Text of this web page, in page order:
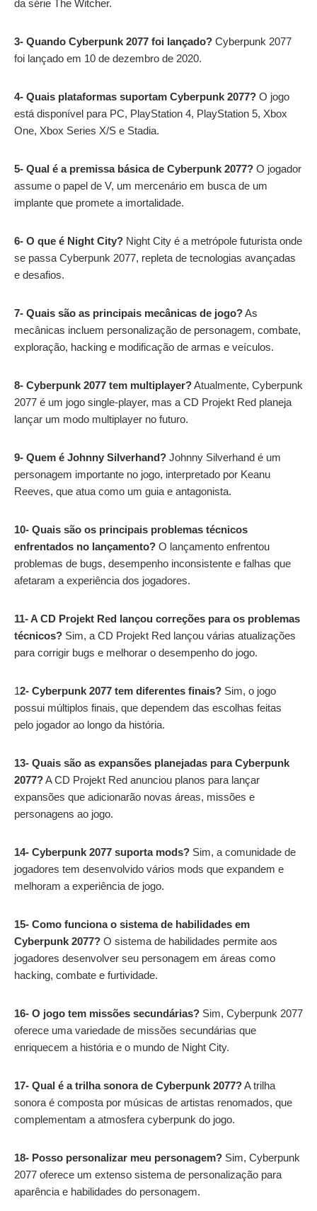
da série The Witcher.
3- Quando Cyberpunk 2077 foi lançado? Cyberpunk 2077
foi lançado em 10 de dezembro de 2020.
4- Quais plataformas suportam Cyberpunk 2077? O jogo
está disponível para PC, PlayStation 4, PlayStation 5, Xbox
One, Xbox Series X/S e Stadia.
5- Qual é a premissa básica de Cyberpunk 2077? O jogador
assume o papel de V, um mercenário em busca de um
implante que promete a imortalidade.
6- O que é Night City? Night City é a metrópole futurista onde
se passa Cyberpunk 2077, repleta de tecnologias avançadas
e desafios.
7- Quais são as principais mecânicas de jogo?As
mecânicas incluem personalização de personagem, combate,
exploração, hacking e modificação de armas e veículos.
8- Cyberpunk 2077 tem multiplayer?Atualmente, Cyberpunk
2077 é um jogo single-player, mas a CD Projekt Red planeja
lançar um modo multiplayer no futuro.
9- Quem é Johnny Silverhand? Johnny Silverhand é um
personagem importante no jogo, interpretado por Keanu
Reeves, que atua como um guia e antagonista.
10- Quais são os principais problemas técnicos
enfrentados no lançamento? O lançamento enfrentou
problemas de bugs, desempenho inconsistente e falhas que
afetaram a experiência dos jogadores.
11- A CD Projekt Red lançou correções para os problemas
técnicos? Sim, a CD Projekt Red lançou várias atualizações
para corrigir bugs e melhorar o desempenho do jogo.
12- Cyberpunk 2077 tem diferentes finais? Sim, o jogo
possui múltiplos finais, que dependem das escolhas feitas
pelo jogador ao longo da história.
13- Quais são as expansões planejadas para Cyberpunk
2077?A CD Projekt Red anunciou planos para lançar
expansões que adicionarão novas áreas, missões e
personagens ao jogo.
14- Cyberpunk 2077 suporta mods? Sim, a comunidade de
jogadores tem desenvolvido vários mods que expandem e
melhoram a experiência de jogo.
15- Como funciona o sistema de habilidades em
Cyberpunk 2077? O sistema de habilidades permite aos
jogadores desenvolver seu personagem em áreas como
hacking, combate e furtividade.
16- O jogo tem missões secundárias? Sim, Cyberpunk 2077
oferece uma variedade de missões secundárias que
enriquecem a história e o mundo de Night City.
17- Qual é a trilha sonora de Cyberpunk 2077?A trilha
sonora é composta por músicas de artistas renomados, que
complementam a atmosfera cyberpunk do jogo.
18- Posso personalizar meu personagem? Sim, Cyberpunk
2077 oferece um extenso sistema de personalização para
aparência e habilidades do personagem.